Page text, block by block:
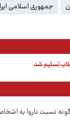
جمهوری اسلامی
تسلیم شد
نسبت ناروا به